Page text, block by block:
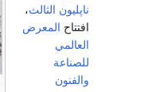
ناپليون الثالث،
افتتاح المعرض
العالمي
للصناعة
والفنون